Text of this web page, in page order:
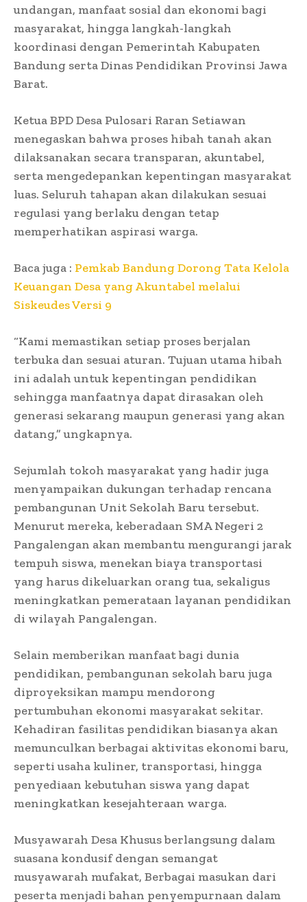
undangan, manfaat sosial dan ekonomi bagi
masyarakat, hingga langkah-langkah
koordinasi dengan Pemerintah Kabupaten
Bandung serta Dinas Pendidikan Provinsi Jawa
Barat.
Ketua BPD Desa Pulosari Raran Setiawan
menegaskan bahwa proses hibah tanah akan
dilaksanakan secara transparan, akuntabel,
serta mengedepankan kepentingan masyarakat
luas. Seluruh tahapan akan dilakukan sesuai
regulasi yang berlaku dengan tetap
memperhatikan aspirasi warga.
Baca juga : Pemkab Bandung Dorong Tata Kelola
Keuangan Desa yang Akuntabel melalui
Siskeudes Versi 9
“Kami memastikan setiap proses berjalan
terbuka dan sesuai aturan. Tujuan utama hibah
ini adalah untuk kepentingan pendidikan
sehingga manfaatnya dapat dirasakan oleh
generasi sekarang maupun generasi yang akan
datang,” ungkapnya.
Sejumlah tokoh masyarakat yang hadir juga
menyampaikan dukungan terhadap rencana
pembangunan Unit Sekolah Baru tersebut.
Menurut mereka, keberadaan SMA Negeri 2
Pangalengan akan membantu mengurangi jarak
tempuh siswa, menekan biaya transportasi
yang harus dikeluarkan orang tua, sekaligus
meningkatkan pemerataan layanan pendidikan
di wilayah Pangalengan.
Selain memberikan manfaat bagi dunia
pendidikan, pembangunan sekolah baru juga
diproyeksikan mampu mendorong
pertumbuhan ekonomi masyarakat sekitar.
Kehadiran fasilitas pendidikan biasanya akan
memunculkan berbagai aktivitas ekonomi baru,
seperti usaha kuliner, transportasi, hingga
penyediaan kebutuhan siswa yang dapat
meningkatkan kesejahteraan warga.
Musyawarah Desa Khusus berlangsung dalam
suasana kondusif dengan semangat
musyawarah mufakat, Berbagai masukan dari
peserta menjadi bahan penyempurnaan dalam